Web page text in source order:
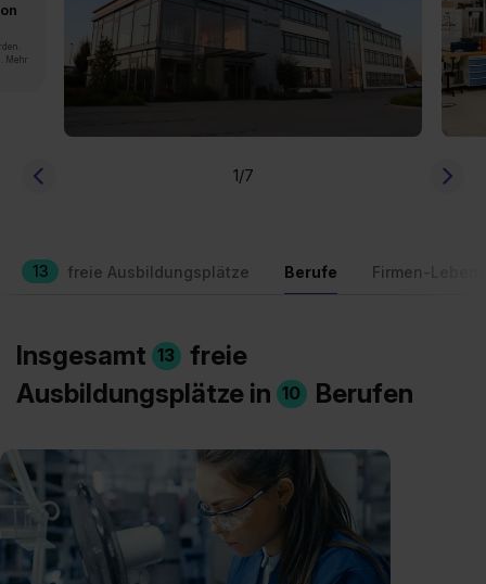
Mehr
1/7
13 freie Ausbildungsplätze Berufe Firmen-
Insgesamt 13 freie
Ausbildungsplätze in 10 Berufen